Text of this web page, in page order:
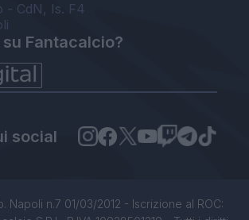
- CdN, Is. F4
Fantacalcio?
social
Napoli n.7 01/03/2012 - Iscrizione al ROC: